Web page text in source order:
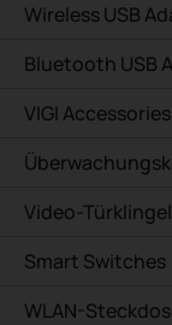
Wireless USB
Bluetooth USB
VIGI
Video-Türklingel
Smart Switches
WLAN-